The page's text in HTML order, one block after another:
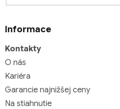
Informace
Kontakty
O nás
Kariéra
Garancie najnižšej ceny
Na stiahnutie